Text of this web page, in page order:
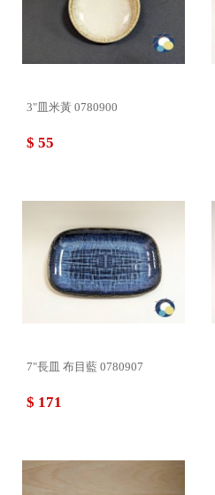
3"皿米黃 0780900
$ 55
7"長皿 布目藍 0780907
$ 171